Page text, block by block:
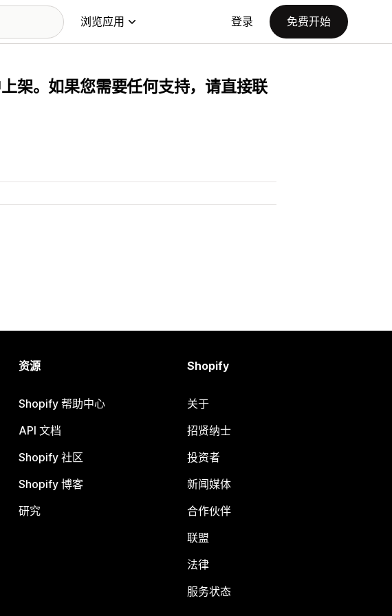
浏览应用 登录 免费开始
架。如果您需要任何支持，请直接联
资源
Shopify 帮助中心
API 文档
Shopify 社区
Shopify 博客
研究
Shopify
关于
招贤纳士
投资者
新闻媒体
合作伙伴
联盟
法律
服务状态